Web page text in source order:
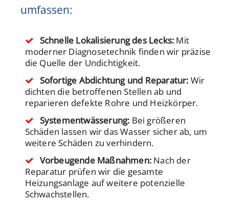
umfassen:
Schnelle Lokalisierung des Lecks: Mit
moderner Diagnosetechnik finden wir präzise
die Quelle der Undichtigkeit.
Sofortige Abdichtung und Reparatur: Wir
dichten die betroffenen Stellen ab und
reparieren defekte Rohre und Heizkörper.
Systementwässerung: Bei größeren
Schäden lassen wir das Wasser sicher ab, um
weitere Schäden zu verhindern.
Vorbeugende Maßnahmen:Nach der
Reparatur prüfen wir die gesamte
Heizungsanlage auf weitere potenzielle
Schwachstellen.